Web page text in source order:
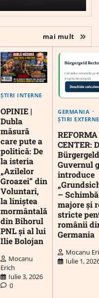
mai mult
ȘTIRI INTERNE
OPINIE |
Dubla
măsură
care pute a
politică: De
la isteria
„Azilelor
Groazei” din
Voluntari,
la liniștea
mormântală
din Bihorul
PNL și al lui
Ilie Bolojan
Mocanu
Erich
Iulie 3, 2026
0
GERMANIA
ȘTIRI EXTERNE
CENTER:
Guvernul
introduce
–
majore și
stricte
românii
Germania
Mocanu
Iulie 1,